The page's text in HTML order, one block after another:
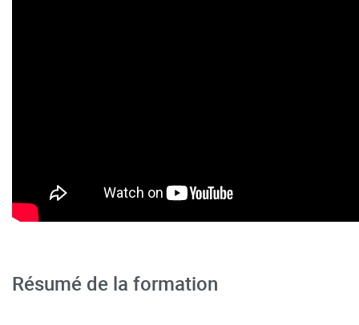
Résumé de la formation